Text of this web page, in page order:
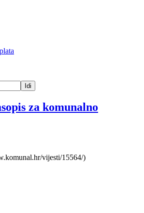
Idi
za komunalno
vijesti/15564/)